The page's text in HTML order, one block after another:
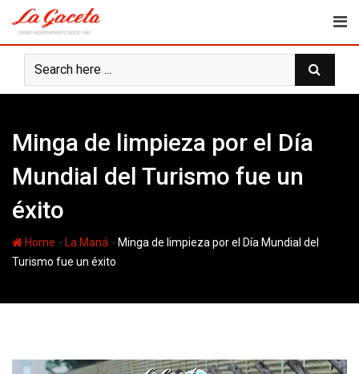
content
Minga de limpieza por el Día
Mundial del Turismo fue un
éxito
Home - La Maná - Minga de limpieza por el Día Mundial del
Turismo fue un éxito